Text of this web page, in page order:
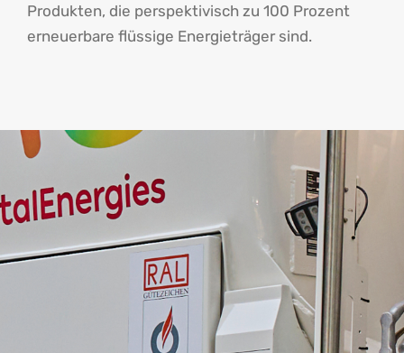
Produkten, die perspektivisch zu 100 Prozent
erneuerbare flüssige Energieträger sind.